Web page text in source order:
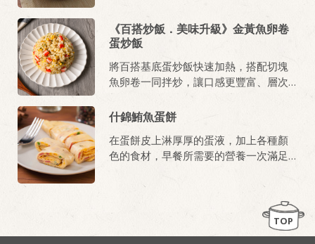
《百搭炒飯．美味升級》金黃魚卵卷
蛋炒飯
將百搭基底蛋炒飯快速加熱，搭配切塊
魚卵卷一同拌炒，讓口感更豐富、層次
什錦鮪魚蛋餅
在蛋餅皮上淋厚厚的蛋液，加上各種顏
色的食材，早餐所需要的營養一次滿足!
TOP